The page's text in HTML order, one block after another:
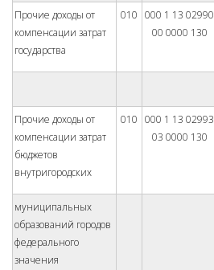
Прочие доходы от
компенсации затрат
государства
010 000 1 13 02990
00 0000 130
Прочие доходы от
компенсации затрат
бюджетов
внутригородских
010 000 1 13 02993
03 0000 130
муниципальных
образований городов
федерального
значения